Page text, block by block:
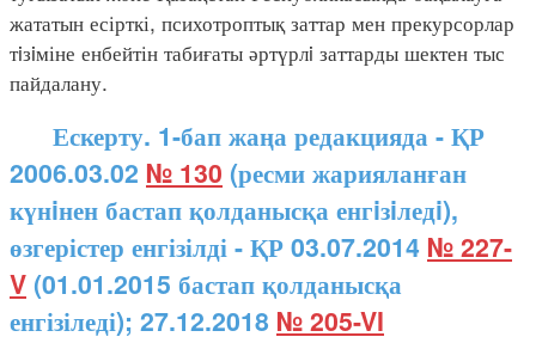
жататын есірткі, психотроптық заттар мен прекурсорлар
тiзiміне енбейтін табиғаты әртүрлi заттарды шектен тыс
пайдалану.
Ескерту. 1-бап жаңа редакцияда - ҚР
2006.03.02 № 130 (ресми жарияланған
күнiнен бастап қолданысқа енгiзiледi),
өзгерістер енгізілді - ҚР 03.07.2014 № 227-
V (01.01.2015 бастап қолданысқа
енгізіледі); 27.12.2018 № 205-VI